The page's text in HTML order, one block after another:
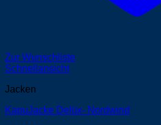
Zur Wunschliste
Schnellansicht
Jacken
KapuJacke Delüx- Nordwind